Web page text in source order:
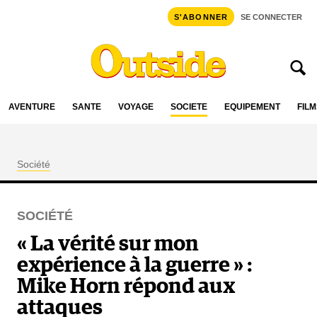
S'ABONNER SE CONNECTER
AVENTURE SANTÉ VOYAGE SOCIÉTÉ ÉQUIPEMENT
Société
SOCIÉTÉ
« La vérité sur mon
expérience à la guerre » :
Mike Horn répond aux
attaques